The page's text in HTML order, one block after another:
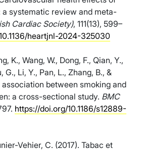
systematic review and meta-
Cardiac Society), 111(13), 599–
heartjnl-2024-325030
K., Wang, W., Dong, F., Qian, Y.,
G., Li, Y., Pan, L., Zhang, B., &
association between smoking and
a cross-sectional study. BMC
https://doi.org/10.1186/s12889-
Vehier, C. (2017). Tabac et